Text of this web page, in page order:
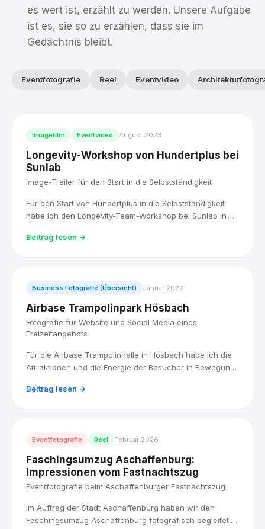
es wert ist, erzählt zu werden. Unsere Aufgabe
ist es, sie so zu erzählen, dass sie im
Gedächtnis bleibt.
Eventfotografie Reel Eventvideo
Imagefilm Eventvideo August 2023
Longevity-Workshop von Hundertplus bei
Sunlab
Image-Trailer für den Start in die Selbstständigkeit
Für den Start von Hundertplus in die Selbstständigkeit
habe ich den Longevity-Team-Workshop bei Sunlab in
für die neue Website produziert.
Beitrag lesen →
Business Fotografie (Übersicht) Januar 2022
Airbase Trampolinpark Hösbach
Fotografie für Website und Social Media eines
Freizeitangebots
Für die Airbase Trampolinhalle in Hösbach habe ich die
Attraktionen und die Energie der Besucher in Bewegung
Media zum Hingucker macht.
Beitrag lesen →
Eventfotografie Reel Februar 2026
Faschingsumzug Aschaffenburg:
Impressionen vom Fastnachtszug
Eventfotografie beim Aschaffenburger Fastnachtszug
Im Auftrag der Stadt Aschaffenburg haben wir den
Faschingsumzug Aschaffenburg fotografisch begleitet: